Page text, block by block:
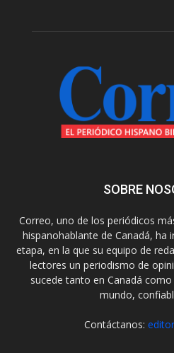
SOBRE
Correo, uno de los periódicos
hispanohablante de Canadá, ha
etapa, en la que su equipo de
lectores un periodismo de
sucede tanto en Canadá
mundo,
Contáctanos: